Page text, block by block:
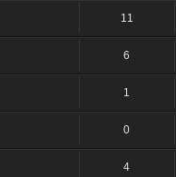
11
6
1
0
4